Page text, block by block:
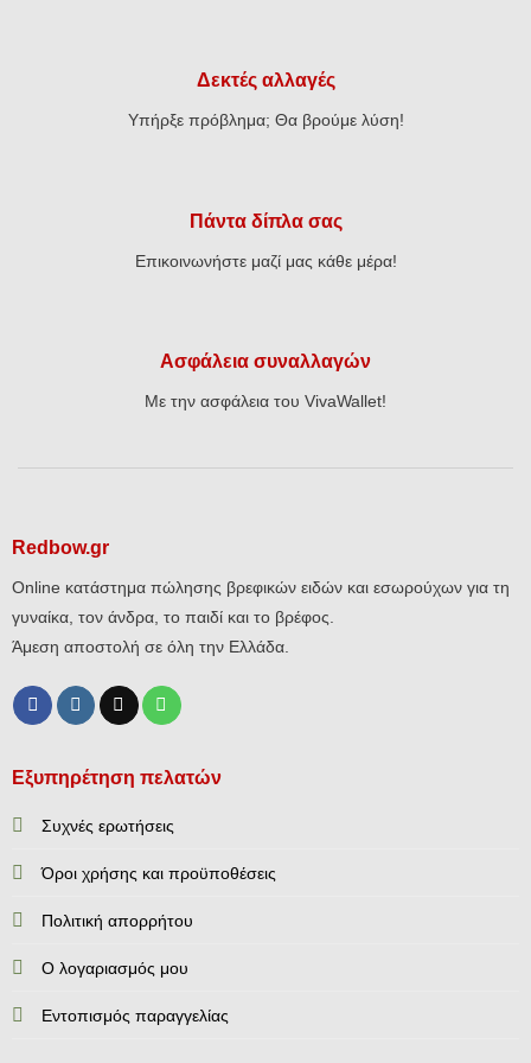
Δεκτές αλλαγές
Υπήρξε πρόβλημα; Θα βρούμε λύση!
Πάντα δίπλα σας
Επικοινωνήστε μαζί μας κάθε μέρα!
Ασφάλεια συναλλαγών
Με την ασφάλεια του VivaWallet!
Redbow.gr
Online κατάστημα πώλησης βρεφικών ειδών και εσωρούχων για τη
γυναίκα, τον άνδρα, το παιδί και το βρέφος.
Άμεση αποστολή σε όλη την Ελλάδα.
Εξυπηρέτηση πελατών
Συχνές ερωτήσεις
Όροι χρήσης και προϋποθέσεις
Πολιτική απορρήτου
Ο λογαριασμός μου
Εντοπισμός παραγγελίας